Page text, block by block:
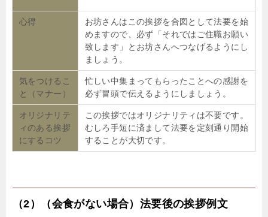
心得
お坊さんはこの挨拶を合図として法要を始
めますので、必ず「それではご住職お願い
致します」とお坊さんへつなげるようにし
ましょう。
気をつけるこ
と（マナー）
忙しい中集まってもらったことへの感謝を
必ず冒頭で伝えるようにしましょう。
オリジナリテ
ィのある挨拶
にするコツ
この挨拶ではオリジナリティは不要です。
むしろ手短に済まして法要を定刻通り開始
することが大切です。
（2）（会食がない場合）法要後の挨拶例文